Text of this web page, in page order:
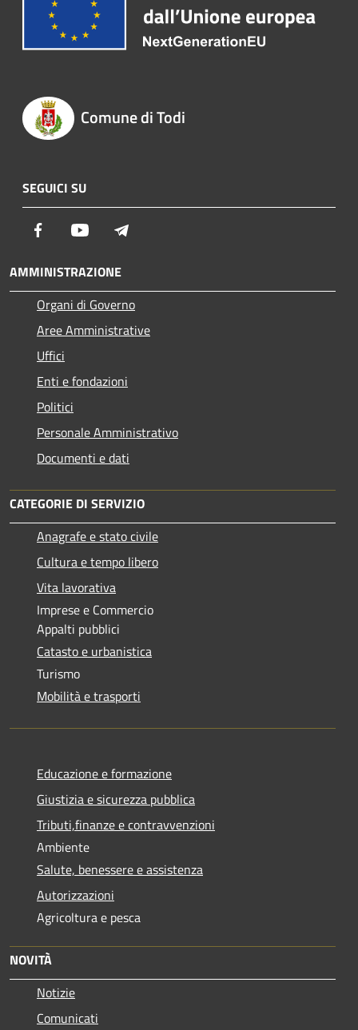
Comune di Todi
SEGUICI SU
Facebook Youtube
AMMINISTRAZIONE
Organi di Governo
Aree Amministrative
Uffici
Enti e fondazioni
Politici
Personale Amministrativo
Documenti e dati
CATEGORIE DI SERVIZIO
Anagrafe e stato civile
Cultura e tempo libero
Vita lavorativa
Imprese e Commercio
Appalti pubblici
Catasto e urbanistica
Turismo
Mobilità e trasporti
Educazione e formazione
Giustizia e sicurezza pubblica
Tributi,finanze e contravvenzioni
Ambiente
Salute, benessere e assistenza
Autorizzazioni
Agricoltura e pesca
NOVITÀ
Notizie
Comunicati